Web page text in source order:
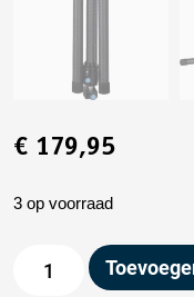
€ 179,95
3 op voorraad